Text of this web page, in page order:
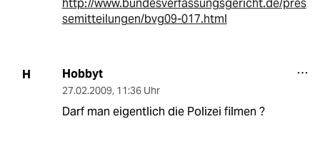
http://www.bundesverfassungsgericht.de/pres
semitteilungen/bvg09-017.html
H Hobbyt
27.02.2009, 11:36 Uhr
Darf man eigentlich die Polizei filmen ?